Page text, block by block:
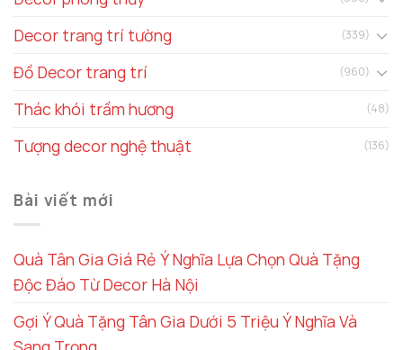
Decor trang trí tường (339)
Đồ Decor trang trí (960)
Thác khói trầm hương (48)
Tượng decor nghệ thuật (136)
Bài viết mới
Quà Tân Gia Giá Rẻ Ý Nghĩa Lựa Chọn Quà Tặng
Độc Đáo Từ Decor Hà Nội
Gợi Ý Quà Tặng Tân Gia Dưới 5 Triệu Ý Nghĩa Và